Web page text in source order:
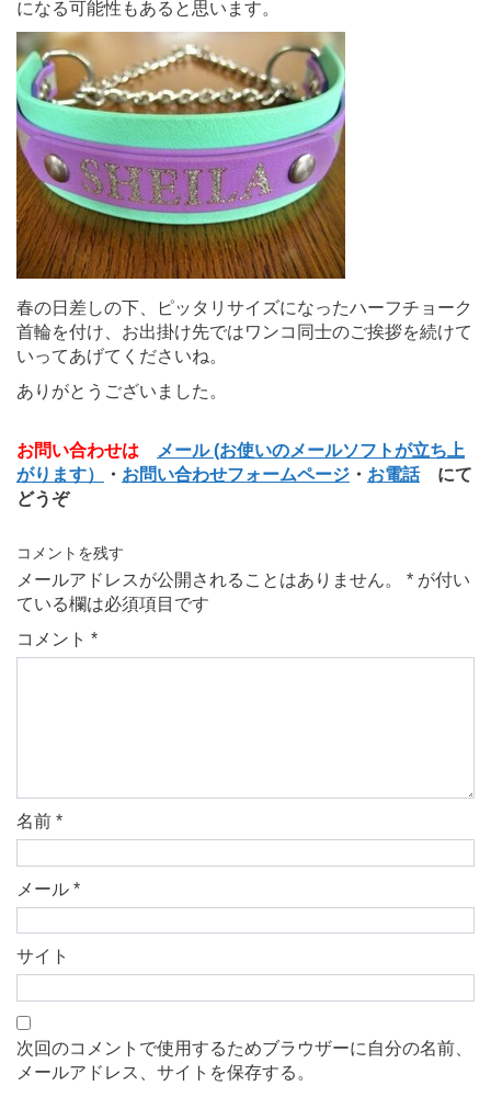
になる可能性もあると思います。
春の日差しの下、ピッタリサイズになったハーフチョーク
首輪を付け、お出掛け先ではワンコ同士のご挨拶を続けて
いってあげてくださいね。
ありがとうございました。
お問い合わせは
メール (お使いのメールソフトが立ち上
がります）
・ お問い合わせフォームページ ・ お電話にて
どうぞ
コメントを残す
メールアドレスが公開されることはありません。 * が付い
ている欄は必須項目です
コメント *
名前 *
メール *
サイト
次回のコメントで使用するためブラウザーに自分の名前、
メールアドレス、サイトを保存する。